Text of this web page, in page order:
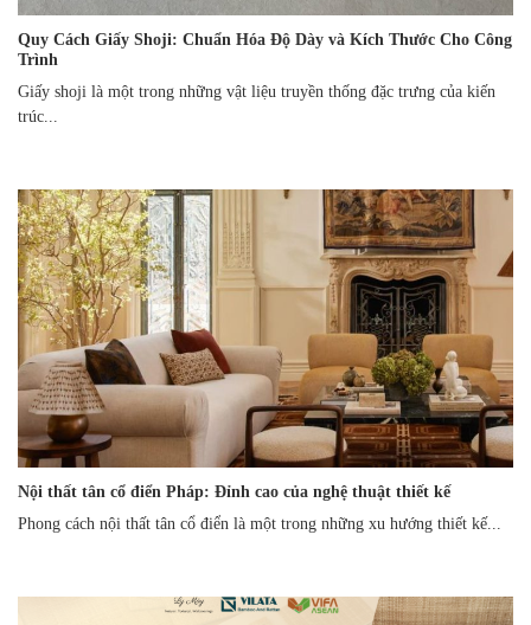
Quy Cách Giấy Shoji: Chuẩn Hóa Độ Dày và Kích Thước Cho Công
Trình
Giấy shoji là một trong những vật liệu truyền thống đặc trưng của kiến
trúc...
Nội thất tân cổ điển Pháp: Đỉnh cao của nghệ thuật thiết kế
Phong cách nội thất tân cổ điển là một trong những xu hướng thiết kế...